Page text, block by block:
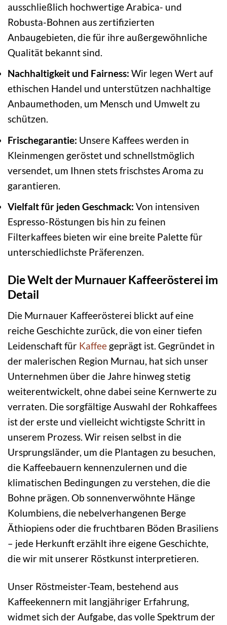
ausschließlich hochwertige Arabica- und
Robusta-Bohnen aus zertifizierten
Anbaugebieten, die für ihre außergewöhnliche
Qualität bekannt sind.
Nachhaltigkeit und Fairness: Wir legen Wert auf
ethischen Handel und unterstützen nachhaltige
Anbaumethoden, um Mensch und Umwelt zu
schützen.
Frischegarantie: Unsere Kaffees werden in
Kleinmengen geröstet und schnellstmöglich
versendet, um Ihnen stets frischstes Aroma zu
garantieren.
Vielfalt für jeden Geschmack: Von intensiven
Espresso-Röstungen bis hin zu feinen
Filterkaffees bieten wir eine breite Palette für
unterschiedlichste Präferenzen.
Die Welt der Murnauer Kaffeerösterei im
Detail
Die Murnauer Kaffeerösterei blickt auf eine
reiche Geschichte zurück, die von einer tiefen
Leidenschaft für Kaffee geprägt ist. Gegründet in
der malerischen Region Murnau, hat sich unser
Unternehmen über die Jahre hinweg stetig
weiterentwickelt, ohne dabei seine Kernwerte zu
verraten. Die sorgfältige Auswahl der Rohkaffees
ist der erste und vielleicht wichtigste Schritt in
unserem Prozess. Wir reisen selbst in die
Ursprungsländer, um die Plantagen zu besuchen,
die Kaffeebauern kennenzulernen und die
klimatischen Bedingungen zu verstehen, die die
Bohne prägen. Ob sonnenverwöhnte Hänge
Kolumbiens, die nebelverhangenen Berge
Äthiopiens oder die fruchtbaren Böden Brasiliens
– jede Herkunft erzählt ihre eigene Geschichte,
die wir mit unserer Röstkunst interpretieren.
Unser Röstmeister-Team, bestehend aus
Kaffeekennern mit langjähriger Erfahrung,
widmet sich der Aufgabe, das volle Spektrum der